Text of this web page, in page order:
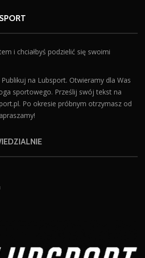
i chciałbyś podzielić się swoimi
na Lubsport. Otwieramy dla Was
sportowego. Prześlij swój tekst na
. Po okresie próbnym otrzymasz od